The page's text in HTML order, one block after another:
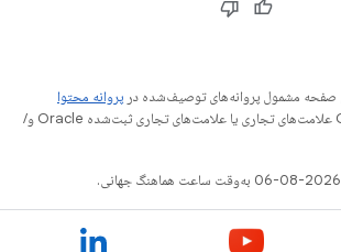
صفحه مشمول پروانه‌های توصیف‌شده در پروانه محتوا
هستند. جاوا و OpenJDK علامت‌های تجاری یا علامت‌های تجاری ثبت‌شده Oracle و/